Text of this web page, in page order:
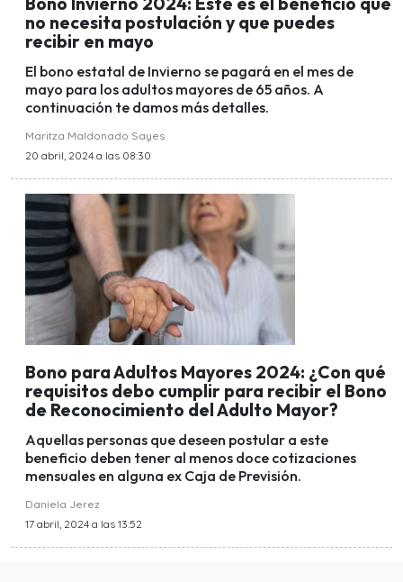
no necesita postulación y que puedes
recibir en mayo
El bono estatal de Invierno se pagará en el mes de
mayo para los adultos mayores de 65 años. A
continuación te damos más detalles.
Maritza Maldonado Sayes
20 abril, 2024 a las 08:30
Bono para Adultos Mayores 2024: ¿Con qué
requisitos debo cumplir para recibir el Bono
de Reconocimiento del Adulto Mayor?
Aquellas personas que deseen postular a este
beneficio deben tener al menos doce cotizaciones
mensuales en alguna ex Caja de Previsión.
Daniela Jerez
17 abril, 2024 a las 13:52